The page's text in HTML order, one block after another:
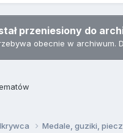
przeniesiony do
obecnie w archiwum.
Medale, guziki,